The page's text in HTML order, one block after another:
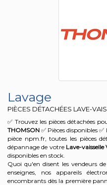
Lavage
PIÈCES DÉTACHÉES LAVE-
✅ Trouvez les pièces détachées
THOMSON✅ Pièces disponibles
pièce npm.fr, toutes les pièces
dépannage de votre Lave-vaisselle
disponibles en stock.
Quoi qu'en disent les vendeurs
enseignes, nos appareils
encombrants dès la première